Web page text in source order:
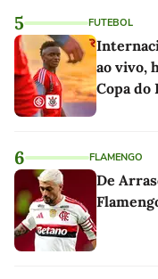
5 FUTEBOL
ao vivo,
Copa do
6 FLAMENGO
De